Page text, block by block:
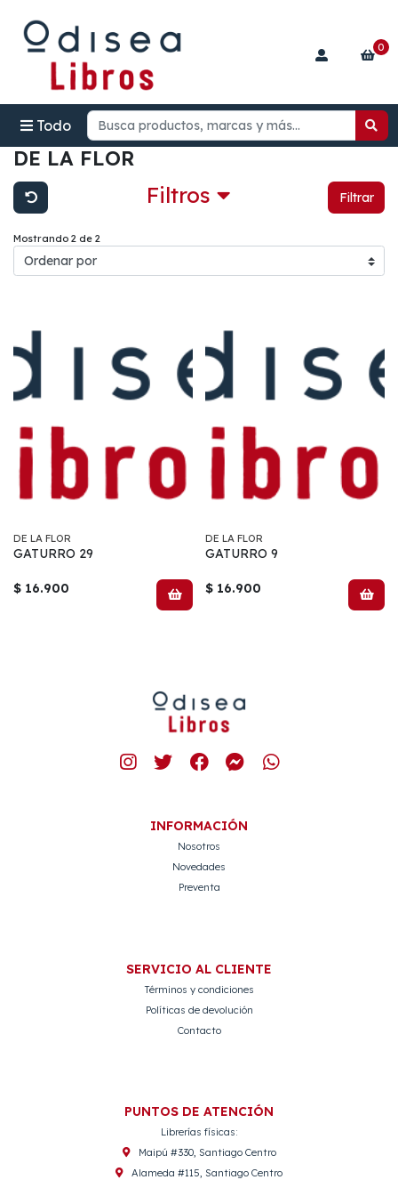
Todo
0
DE LA FLOR
Filtros Filtrar
Mostrando 2 de 2
DE LA FLOR
GATURRO 29
$ 16.900
DE LA FLOR
GATURRO 9
$ 16.900
INFORMACIÓN
Nosotros
Novedades
Preventa
SERVICIO AL CLIENTE
Términos y condiciones
Políticas de devolución
Contacto
PUNTOS DE ATENCIÓN
Librerías físicas:
Maipú #330, Santiago Centro
Alameda #115, Santiago Centro